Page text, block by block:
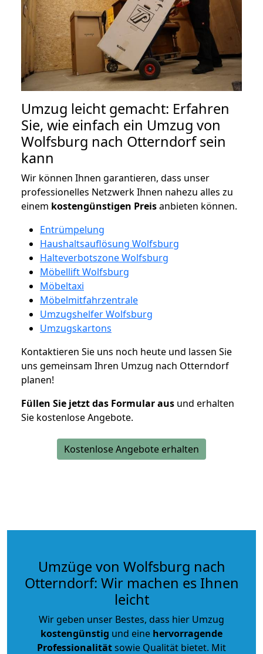
Umzug leicht gemacht: Erfahren
Sie, wie einfach ein Umzug von
Wolfsburg nach Otterndorf sein
kann
Wir können Ihnen garantieren, dass unser
professionelles Netzwerk Ihnen nahezu alles zu
einem kostengünstigen Preisanbieten können.
Entrümpelung
Haushaltsauflösung Wolfsburg
Halteverbotszone Wolfsburg
Möbellift Wolfsburg
Möbeltaxi
Möbelmitfahrzentrale
Umzugshelfer Wolfsburg
Umzugskartons
Kontaktieren Sie uns noch heute und lassen Sie
uns gemeinsam Ihren Umzug nach Otterndorf
planen!
Füllen Sie jetzt das Formular aus und erhalten
Sie kostenlose Angebote.
Kostenlose Angebote erhalten
Umzüge von Wolfsburg nach
Otterndorf: Wir machen es Ihnen
leicht
Wir geben unser Bestes, dass hier Umzug
kostengünstig und eine hervorragende
Professionalitätsowie Qualität bietet. Mit